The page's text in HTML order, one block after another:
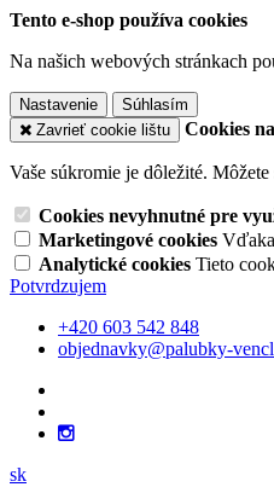
Tento e-shop používa cookies
Na našich webových stránkach
Nastavenie
Súhlasím
Zavrieť cookie lištu
Cookies
Vaše súkromie je dôležité.
Cookies nevyhnutné pre
Marketingové cookies
Analytické cookies Tieto
Potvrdzujem
+420 603 542 848
objednavky@palubky-
sk